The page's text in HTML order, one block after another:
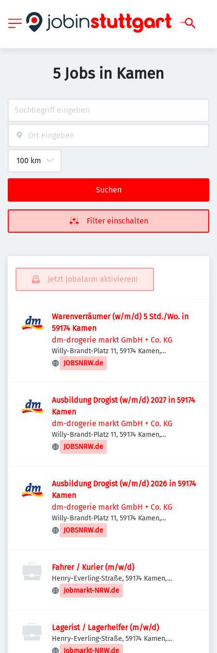
5 Jobs in Kamen
Suchen
Filter einschalten
Jetzt Jobalarm aktivieren!
Warenverräumer (w/m/d) 5 Std./Wo. in
59174 Kamen
dm-drogerie markt GmbH + Co. KG
Willy-Brandt-Platz 11, 59174 Kamen,
Deutschland
JOBSNRW.de
Ausbildung Drogist (w/m/d) 2027 in 59174
Kamen
dm-drogerie markt GmbH + Co. KG
Willy-Brandt-Platz 11, 59174 Kamen,
Deutschland
JOBSNRW.de
Ausbildung Drogist (w/m/d) 2026 in 59174
Kamen
dm-drogerie markt GmbH + Co. KG
Willy-Brandt-Platz 11, 59174 Kamen,
Deutschland
JOBSNRW.de
Fahrer / Kurier (m/w/d)
Henry-Everling-Straße, 59174 Kamen,
Deutschland
Jobmarkt-NRW.de
Lagerist / Lagerhelfer (m/w/d)
Henry-Everling-Straße, 59174 Kamen,
Deutschland
Jobmarkt-NRW.de